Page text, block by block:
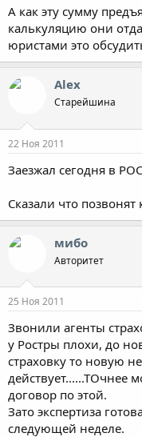
А как эту сумму
калькуляцию они
юристами это
Alex
Старейшина
22 Ноя 2011
Заезжал сегодня в
Сказали что позвонят
мибо
Авторитет
25 Ноя 2011
Звонили агенты
у Ростры плохи, до
страховку то новую
действует......ТОчнее
договор по этой.
Зато экспертиза
следующей неделе.